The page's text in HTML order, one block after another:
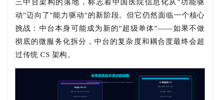
三中台架构的落地，标志着中国医院信息化从"功能驱
动"迈向了"能力驱动"的新阶段。但它仍然面临一个核心
挑战：中台本身可能成为新的"超级单体"——如果不做
彻底的微服务化拆分，中台的复杂度和耦合度最终会超
过传统 CS 架构。